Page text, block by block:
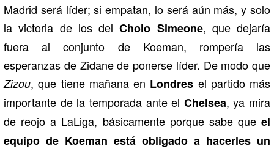
Madrid será líder; si empatan, lo será aún más, y solo
la victoria de los delCholo Simeone, que dejaría
fuera al conjunto de Koeman, rompería las
esperanzas de Zidane de ponerse líder. De modo que
Zizou, que tiene mañana en Londres el partido más
importante de la temporada ante el Chelsea, ya mira
de reojo a LaLiga, básicamente porque sabe que el
equipo de Koeman está obligado a hacerles un